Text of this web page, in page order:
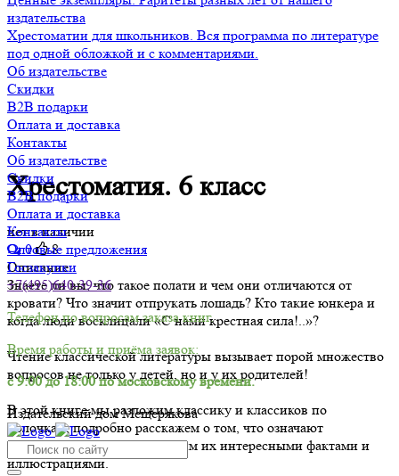
издательства
Хрестоматии для школьников. Вся программа по литературе
под одной обложкой и с комментариями.
Об издательстве
Скидки
B2B подарки
Оплата и доставка
Контакты
Об издательстве
Скидки
B2B подарки
Оплата и доставка
Контакты
Оптовые предложения
Госзакупки
+7(495)640-39-36
Телефон по вопросам заказа книг.
Время работы и приёма заявок:
с 9:00 до 18:00 по московскому времени.
Издательский дом Мещерякова
Хрестоматия. 6 класс
нет в наличии
0
8
Описание
Знаете ли вы, что такое полати и чем они отличаются от
кровати? Что значит отпрукать лошадь? Кто такие юнкера и
когда люди восклицали «С нами крестная сила!..»?
Чтение классической литературы вызывает порой множество
вопросов не только у детей, но и у их родителей!
В этой книге мы разложим классику и классиков по
полочкам, подробно расскажем о том, что означают
незнакомые слова, сопроводим их интересными фактами и
иллюстрациями.